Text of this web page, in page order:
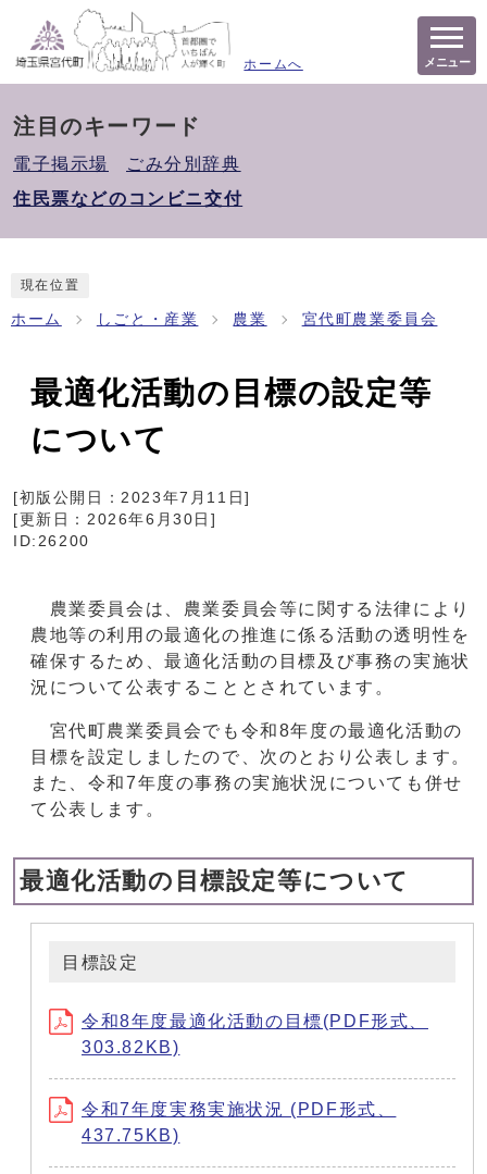
ホームへ メニュー
注目のキーワード
電子掲示場
ごみ分別辞典
住民票などのコンビニ交付
現在位置
ホーム しごと・産業 農業 宮代町農業委員会
最適化活動の目標の設定等
について
[初版公開日：2023年7月11日]
[更新日： 2026年6月30日 ]
ID:26200
農業委員会は、農業委員会等に関する法律により
農地等の利用の最適化の推進に係る活動の透明性を
確保するため、最適化活動の目標及び事務の実施状
況について公表することとされています。
宮代町農業委員会でも令和8年度の最適化活動の
目標を設定しましたので、次のとおり公表します。
また、令和7年度の事務の実施状況についても併せ
て公表します。
最適化活動の目標設定等について
目標設定
令和8年度最適化活動の目標(PDF形式、
303.82KB)
令和7年度実務実施状況 (PDF形式、
437.75KB)